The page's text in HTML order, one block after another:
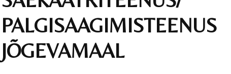
PALGISAAGIMISTEENUS
JÕGEVAMAAL